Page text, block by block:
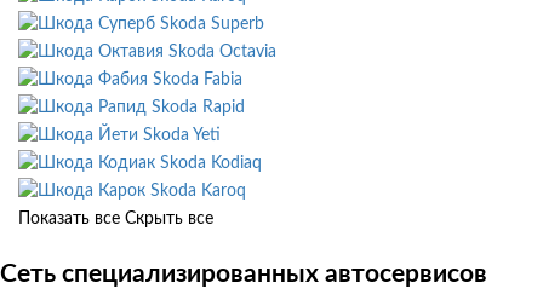
Skoda Superb
Skoda Octavia
Skoda Fabia
Skoda Rapid
Skoda Yeti
Skoda Kodiaq
Skoda Karoq
Показать все Скрыть все
Сеть специализированных автосервисов